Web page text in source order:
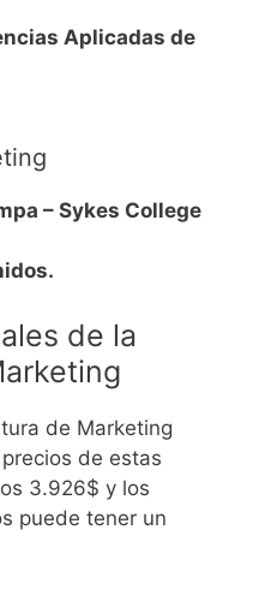
Aplicadas de
– Sykes College
de la
de Marketing
de estas
3.926$ y los
puede tener un